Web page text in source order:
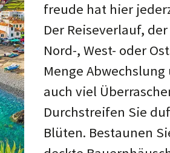
freude hat hier
Der Reise­ver­lauf,
Nord-, West- oder
Menge
auch viel
Durch­streif­en Sie
Blüten. Be­staun­en